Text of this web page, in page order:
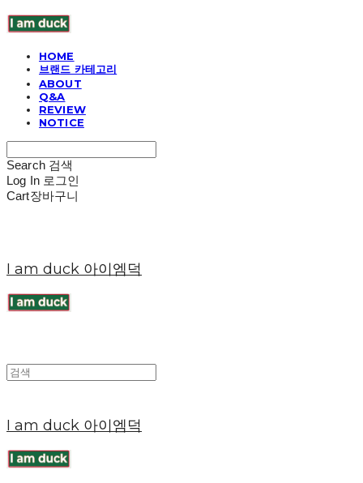
HOME
브랜드 카테고리
ABOUT
Q&A
REVIEW
NOTICE
Search 검색
Log In 로그인
Cart장바구니
I am duck 아이엠덕
I am duck 아이엠덕